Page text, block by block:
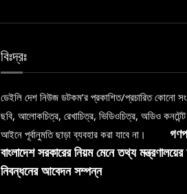
বিঃদ্রঃ
ডেইলি দেশ নিউজ ডটকম’র প্রকাশিত/প্রচারিত কোনো
ছবি, আলোকচিত্র, রেখাচিত্র, ভিডিওচিত্র, অডিও
আইনে পূর্বানুমতি ছাড়া ব্যবহার করা যাবে না।
বাংলাদেশ সরকারের নিয়ম মেনে তথ্য
নিবন্ধনের আবেদন সম্পন্ন